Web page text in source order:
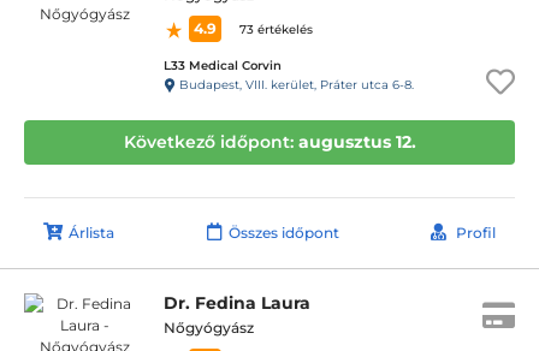
4.9
73 értékelés
L33 Medical Corvin
Budapest, VIII. kerület, Práter utca 6-8.
Következő időpont: augusztus 12.
Árlista Összes időpont Profil
Dr. Fedina Laura
Nőgyógyász